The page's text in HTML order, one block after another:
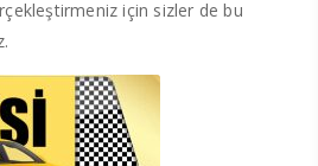
için sizler de bu